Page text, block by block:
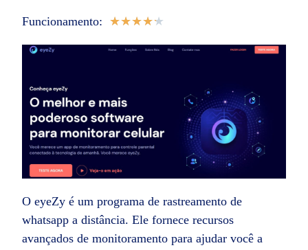
Funcionamento: ★★★★★
O eyeZy é um programa de rastreamento de
whatsapp a distância. Ele fornece recursos
avançados de monitoramento para ajudar você a